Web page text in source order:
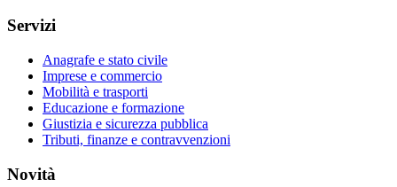
Servizi
Anagrafe e stato civile
Imprese e commercio
Mobilità e trasporti
Educazione e formazione
Giustizia e sicurezza pubblica
Tributi, finanze e contravvenzioni
Novità